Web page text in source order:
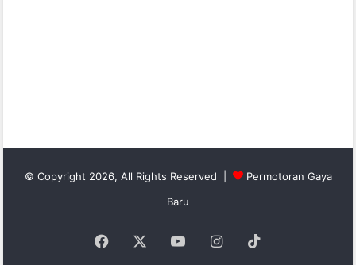
© Copyright 2026, All Rights Reserved |
Permotoran Gaya
Baru
Facebook YouTubeInstagram